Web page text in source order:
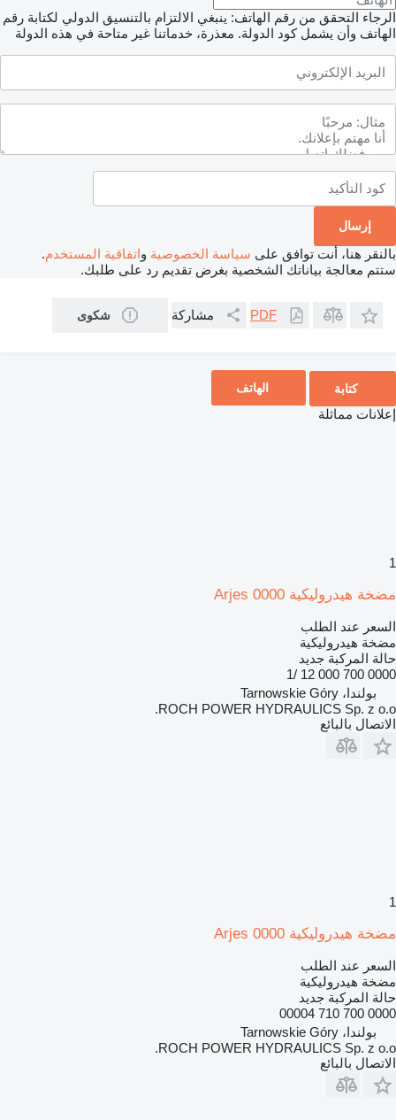
الرجاء التحقق من رقم الهاتف: ينبغي الالتزام بالتنسيق الدولي لكتابة رقم
الهاتف وأن يشمل كود الدولة. معذرة، خدماتنا غير متاحة في هذه الدولة
بالنقر هنا، أنت توافق على سياسة الخصوصية واتفاقية المستخدم.
ستتم معالجة بياناتك الشخصية بغرض تقديم رد على طلبك.
PDF مشاركة شكوى
كتابة الهاتف
إعلانات مماثلة
1
مضخة هيدروليكية Arjes 0000
السعر عند الطلب
مضخة هيدروليكية
حالة المركبة جديد
0000 700 000 12 /1
بولندا، Tarnowskie Góry
ROCH POWER HYDRAULICS Sp. z o.o.
الاتصال بالبائع
1
مضخة هيدروليكية Arjes 0000
السعر عند الطلب
مضخة هيدروليكية
حالة المركبة جديد
0000 700 710 00004
بولندا، Tarnowskie Góry
ROCH POWER HYDRAULICS Sp. z o.o.
الاتصال بالبائع